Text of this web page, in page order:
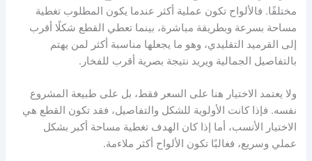
مختلفًا. فالألواح تكون عملية أكثر عندما يكون المطلوب تغطية
مساحة بسرعة وبطريقة مباشرة، بينما تعطي القطع شكلًا أقرب
إلى القرميد التقليدي، وهو ما يجعلها مناسبة أكثر لمن يهتم
بالتفاصيل الجمالية ويريد نتيجة بصرية أقرب للفخار.
ولا يعتمد الاختيار هنا على السعر فقط، بل على طبيعة المشروع
نفسه. فإذا كانت الأولوية للشكل والتفاصيل، فقد تكون القطع هي
الاختيار الأنسب، أما إذا كان الهدف تغطية مساحة أكبر بشكل
عملي وسريع، فغالبًا تكون الألواح أكثر ملاءمة.